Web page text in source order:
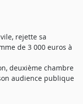
rejette sa
de 3 000 euros à
deuxième chambre
audience publique